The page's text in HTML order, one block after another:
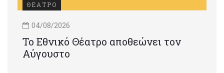
ΘΕΑΤΡΟ
04/08/2026
Το Εθνικό Θέατρο αποθεώνει τον
Αύγουστο